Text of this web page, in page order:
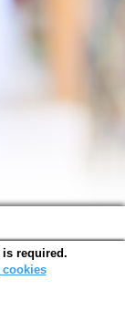
is required.